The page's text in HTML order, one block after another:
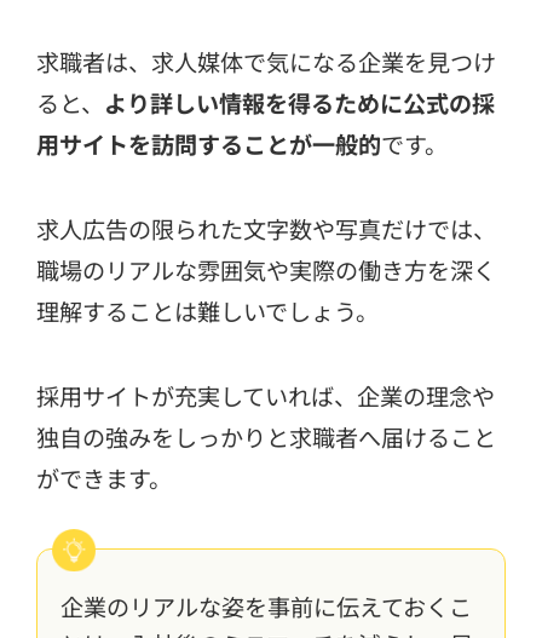
求職者は、求人媒体で気になる企業を見つけ
ると、 より詳しい情報を得るために公式の採
用サイトを訪問することが一般的です。
求人広告の限られた文字数や写真だけでは、
職場のリアルな雰囲気や実際の働き方を深く
理解することは難しいでしょう。
採用サイトが充実していれば、企業の理念や
独自の強みをしっかりと求職者へ届けること
ができます。
企業のリアルな姿を事前に伝えておくこ